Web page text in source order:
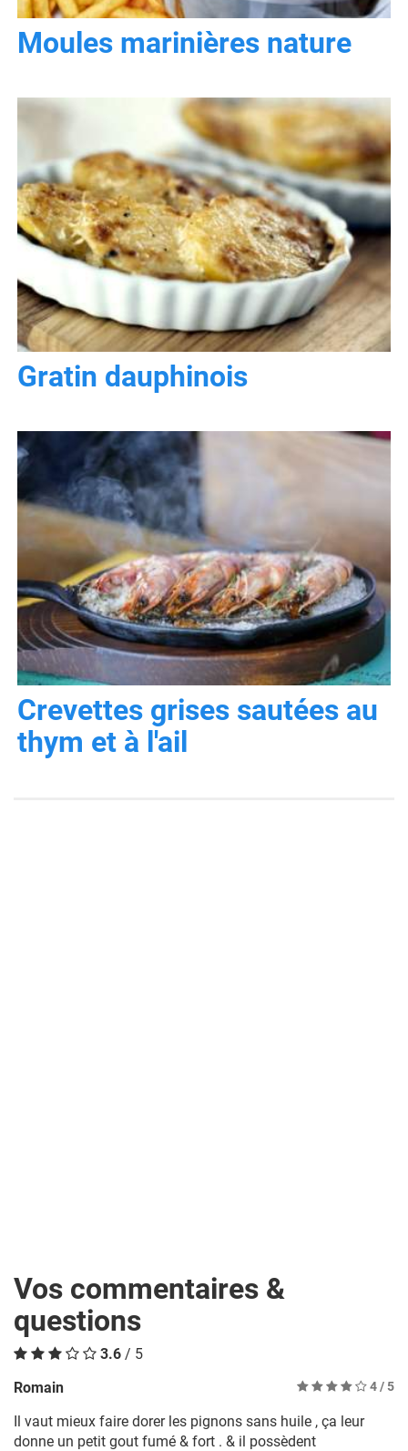
Moules marinières nature
Gratin dauphinois
Crevettes grises sautées au
thym et à l'ail
Vos commentaires &
questions
3.6 / 5
Romain
4/ 5
Il vaut mieux faire dorer les pignons sans huile , ça leur
donne un petit gout fumé & fort . & il possèdent